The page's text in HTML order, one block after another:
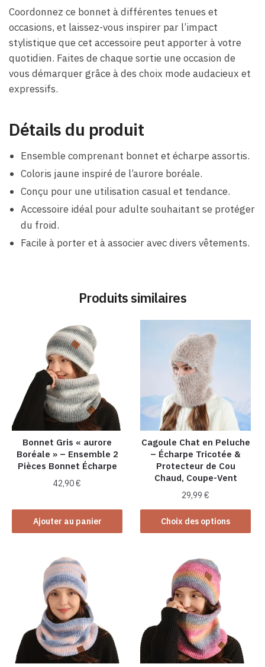
Coordonnez ce bonnet à différentes tenues et
occasions, et laissez-vous inspirer par l’impact
stylistique que cet accessoire peut apporter à votre
quotidien. Faites de chaque sortie une occasion de
vous démarquer grâce à des choix mode audacieux et
expressifs.
Détails du produit
Ensemble comprenant bonnet et écharpe assortis.
Coloris jaune inspiré de l’aurore boréale.
Conçu pour une utilisation casual et tendance.
Accessoire idéal pour adulte souhaitant se protéger
du froid.
Facile à porter et à associer avec divers vêtements.
Produits similaires
Bonnet Gris « aurore
Boréale » – Ensemble 2
Pièces Bonnet Écharpe
42,90€
Ajouter au panier
Cagoule Chat en Peluche
– Écharpe Tricotée &
Protecteur de Cou
Chaud, Coupe-Vent
29,99€
Choix des options
Ce
produit
plusieurs
variations.
Les
options
peuvent
être
choisies
sur